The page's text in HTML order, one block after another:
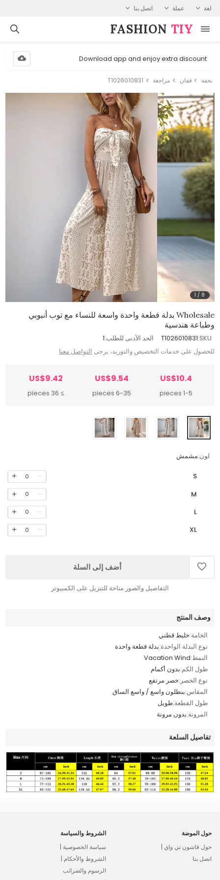
لغة عملة اتصل بنا
FASHION⁠ TIY
Download app and enjoy extra discount
نحفة قفان مراجعة T1026010831
1 / 8
Wholesale بدلة قطعة واحدة واسعة للنساء مع توب أنبوبي
وطباعة هندسية
SKU:
T1026010831 الحد الأدنى للطلب:1
للحصول على خدمات التخصيص والتوريد، يرجى التواصل معنا
US$10.4
1-5 pieces
US$9.54
6-35 pieces
US$9.42
≥ 36 pieces
لون:مشمش
S
0
M
0
L
0
XL
0
أضف إلى السلة
التفاصيل والصور متاحة للتنزيل على الكمبيوتر
وصف المنتج
الخامة:خليط قطني
نوع البدلة الواحدة:بدلة قطعة واحدة
النمط:Vacation Wind
طول الكم:بدون أكمام
نوع الخصر:خصر مرتفع
المقاس:بنطلون واسع / واسع الساق
طول القطعة:طويل
المرونة:بدون مرونة
تفاصيل السلعة
حول الموضة
حول فاشون تي واي |
اتصل بنا
الشروط والسياسة
سياسة الخصوصية |
الشروط والأحكام |
الرسوم والضرائب